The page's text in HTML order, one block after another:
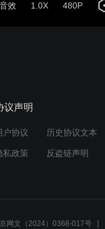
音效 1.0X 480P
议声明
户协议 历史协议文本
私政策 反盗链声明
网文（2024）0368-017号